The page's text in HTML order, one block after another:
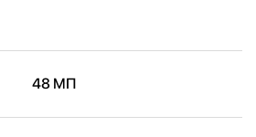
48 МП